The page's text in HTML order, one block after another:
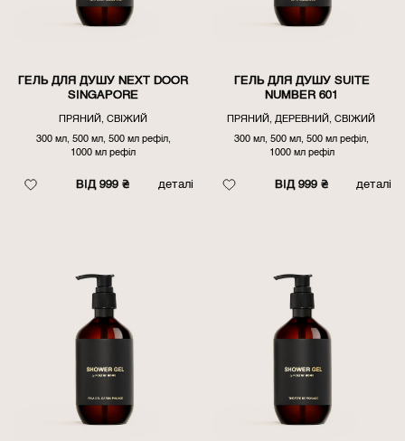
ГЕЛЬ ДЛЯ ДУШУ NEXT DOOR
SINGAPORE
ПРЯНИЙ, СВІЖИЙ
300 мл, 500 мл, 500 мл рефіл,
1000 мл рефіл
деталі
ВІД 999 ₴
ГЕЛЬ ДЛЯ ДУШУ SUITE
NUMBER 601
ПРЯНИЙ, ДЕРЕВНИЙ, СВІЖИЙ
300 мл, 500 мл, 500 мл рефіл,
1000 мл рефіл
деталі
ВІД 999 ₴